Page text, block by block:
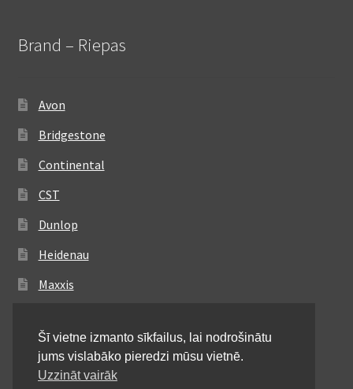
Brand – Riepas
Avon
Bridgestone
Continental
CST
Dunlop
Heidenau
Maxxis
Michelin
Mitas
Šī vietne izmanto sīkfailus, lai nodrošinātu
jums vislabāko pieredzi mūsu vietnē.
Uzzināt vairāk